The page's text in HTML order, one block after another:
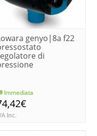
genyo|8a f22
di
Immediata
Inc.